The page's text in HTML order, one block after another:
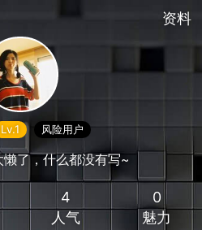
资料
Lv.1 风险用户
了，什么都没有写~
4
人气
0
魅力